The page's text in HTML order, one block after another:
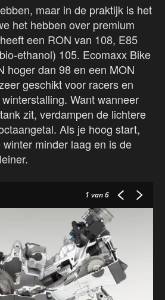
maar in de praktijk is het
het hebben over premium
een RON van 108, E85
ethanol) 105. Ecomaxx Bike
hoger dan 98 en een MON
geschikt voor racers en
Want wanneer
zit, verdampen de lichtere
Als je hoog start,
minder laag en is de
1 van 6